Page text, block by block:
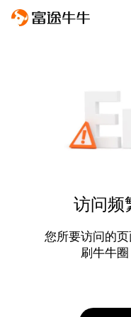
访问频
您所要访问的
刷牛牛